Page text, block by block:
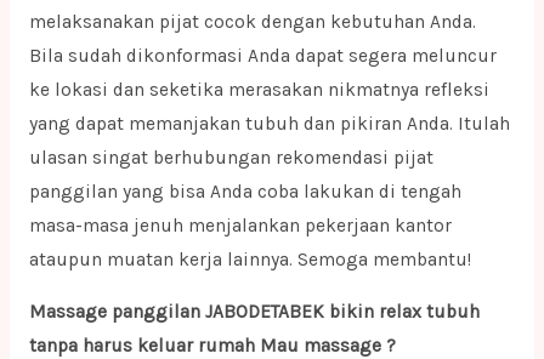
melaksanakan pijat cocok dengan kebutuhan Anda.
Bila sudah dikonformasi Anda dapat segera meluncur
ke lokasi dan seketika merasakan nikmatnya refleksi
yang dapat memanjakan tubuh dan pikiran Anda. Itulah
ulasan singat berhubungan rekomendasi pijat
panggilan yang bisa Anda coba lakukan di tengah
masa-masa jenuh menjalankan pekerjaan kantor
ataupun muatan kerja lainnya. Semoga membantu!
Massage panggilan JABODETABEK bikin relax tubuh
tanpa harus keluar rumah Mau massage ?